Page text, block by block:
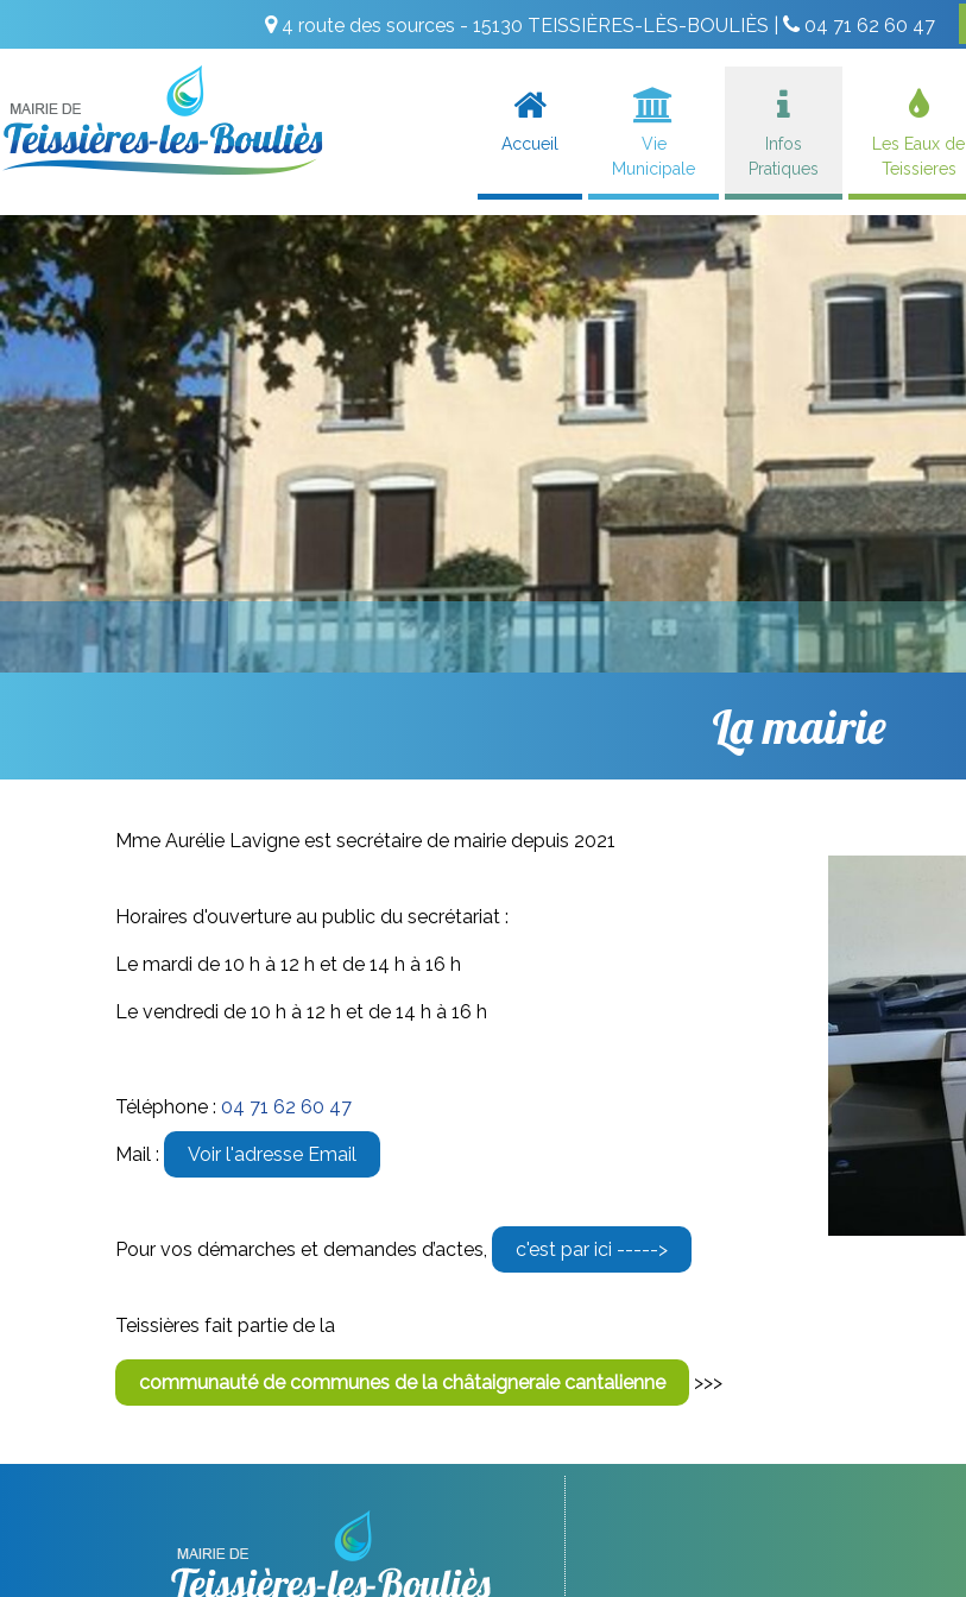
4 route des sources - 15130 TEISSIÈRES-LÈS-BOULIÈS | 04 71 62 60 47
Accueil
Vie
Municipale
Infos
Pratiques
Les Eaux de
Teissieres
La mairie
MmeAurélie Lavigne est secrétaire de mairie depuis 2021
Horaires d'ouverture au public du secrétariat :
Le mardi de 10 h à 12 h et de 14 h à 16 h
Le vendredi de 10 h à 12 h et de 14 h à 16 h
Téléphone : 04 71 62 60 47
Mail : Voir l'adresse Email
Pour vos démarches et demandes d’actes, c'est par ici ----->
Teissières fait partie de la
communauté de communes de la châtaigneraie cantalienne >>>